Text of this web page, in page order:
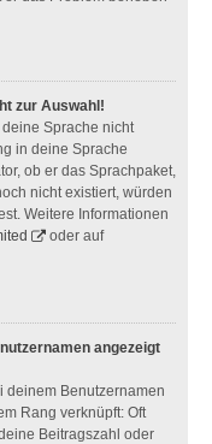
zur Auswahl!
Sprache nicht
in deine Sprache
ob er das Sprachpaket,
nicht existiert, würden
Weitere Informationen
oder auf
angezeigt
deinem Benutzernamen
Rang verknüpft: Oft
Beitragszahl oder